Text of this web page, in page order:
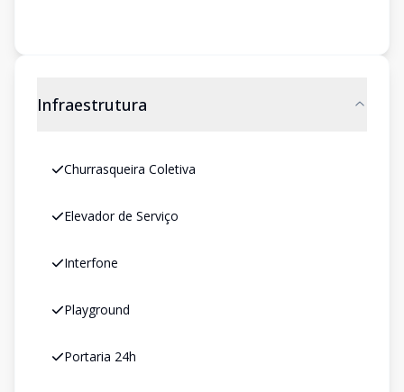
Infraestrutura
Churrasqueira Coletiva
Elevador de Serviço
Interfone
Playground
Portaria 24h